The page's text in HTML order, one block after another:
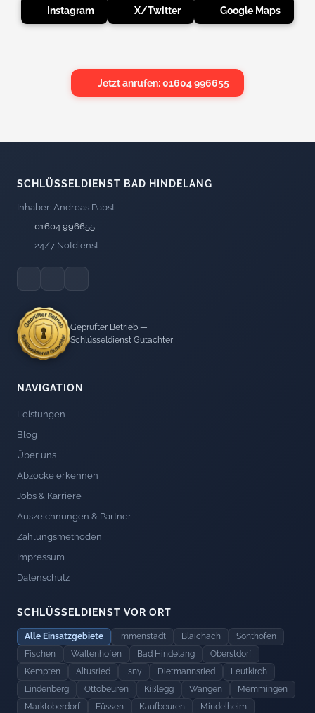
Instagram X/Twitter Google Maps
Jetzt anrufen: 01604 996655
SCHLÜSSELDIENST BAD HINDELANG
Inhaber: Andreas Pabst
01604 996655
24/7 Notdienst
Geprüfter Betrieb —
Schlüsseldienst Gutachter
NAVIGATION
Leistungen
Blog
Über uns
Abzocke erkennen
Jobs & Karriere
Auszeichnungen & Partner
Zahlungsmethoden
Impressum
Datenschutz
SCHLÜSSELDIENST VOR ORT
Alle Einsatzgebiete Immenstadt Blaichach
Sonthofen
Fischen
Waltenhofen Bad Hindelang
Oberstdorf
Kempten
Altusried Isny Dietmannsried
Leutkirch
Lindenberg
Ottobeuren Kißlegg Wangen
Memmingen
Marktoberdorf
Füssen Kaufbeuren Mindelheim